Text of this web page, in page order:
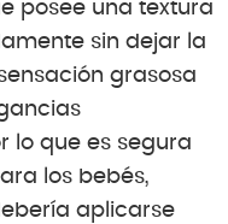
posee una textura
sin dejar la
grasosa
lo que es segura
los bebés,
aplicarse